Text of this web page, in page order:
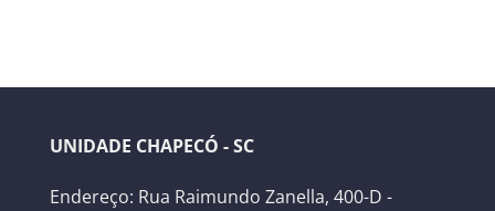
UNIDADE CHAPECÓ - SC
Endereço: Rua Raimundo Zanella, 400-D -